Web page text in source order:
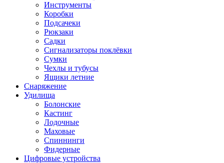
Инструменты
Коробки
Подсачеки
Рюкзаки
Садки
Сигнализаторы поклёвки
Сумки
Чехлы и тубусы
Ящики летние
Снаряжение
Удилища
Болонские
Кастинг
Лодочные
Маховые
Спиннинги
Фидерные
Цифровые устройства